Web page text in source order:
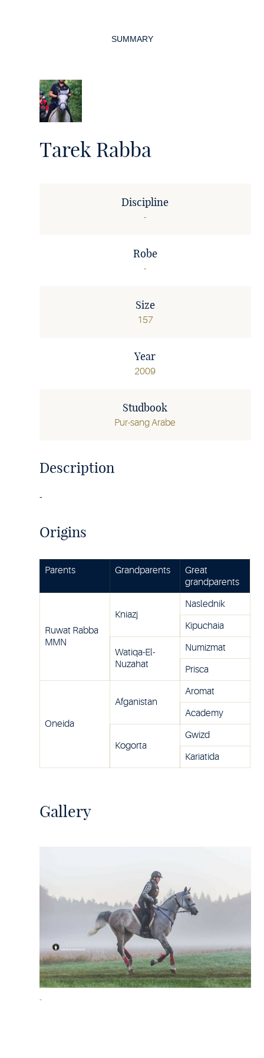
Tarek Rabba
Discipline
-
Robe
-
Size
157
Year
2009
Studbook
Pur-sang Arabe
Description
-
Origins
Parents Grandparents
Great
grandparents
Ruwat Rabba
MMN
Kniazj
Naslednik
Kipuchaia
Watiqa-El-
Nuzahat
Numizmat
Prisca
Oneida
Afganistan
Aromat
Academy
Kogorta
Gwizd
Kariatida
Gallery
-
SUMMARY